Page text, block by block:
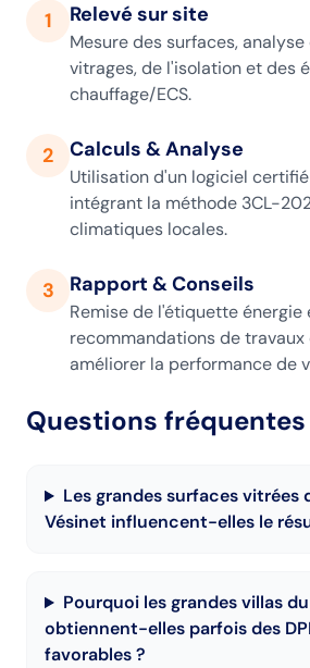
1 Relevé sur site
Mesure des surfaces,
vitrages, de l'isolation et des
chauffage/ECS.
2 Calculs & Analyse
Utilisation d'un logiciel certifié
intégrant la méthode 3CL-
climatiques locales.
3 Rapport & Conseils
Remise de l'étiquette énergie
recommandations de
améliorer la performance de
Questions fréquentes
Les grandes surfaces vitrées
Vésinet influencent-elles le
Pourquoi les grandes villas
obtiennent-elles parfois des
favorables ?